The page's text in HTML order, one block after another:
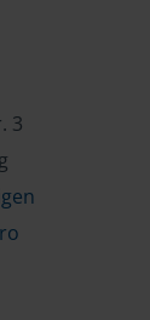
3